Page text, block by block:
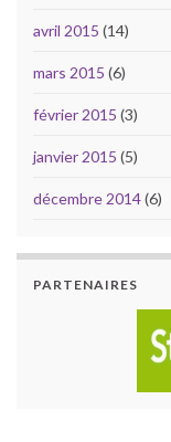
avril 2015 (14)
mars 2015 (6)
février 2015 (3)
janvier 2015 (5)
décembre 2014(6)
PARTENAIRES